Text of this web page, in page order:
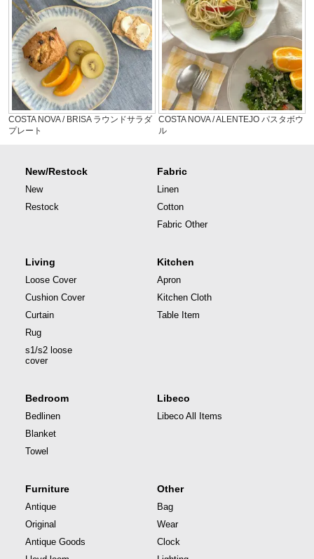
COSTA NOVA / BRISA ラウンドサラダ
プレート
COSTA NOVA / ALENTEJO パスタボウ
ル
New/Restock
New
Restock
Fabric
Linen
Cotton
Fabric Other
Living
Loose Cover
Cushion Cover
Curtain
Rug
s1/s2 loose
cover
Kitchen
Apron
Kitchen Cloth
Table Item
Bedroom
Bedlinen
Blanket
Towel
Libeco
Libeco All Items
Furniture
Antique
Original
Antique Goods
Other
Bag
Wear
Clock